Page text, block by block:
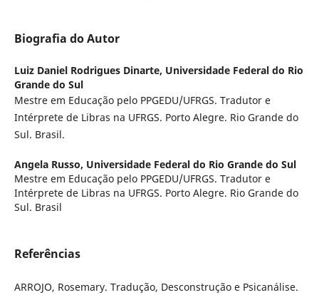
Biografia do Autor
Luiz Daniel Rodrigues Dinarte, Universidade Federal do Rio
Grande do Sul
Mestre em Educação pelo PPGEDU/UFRGS. Tradutor e
Intérprete de Libras na UFRGS. Porto Alegre. Rio Grande do
Sul. Brasil.
Angela Russo, Universidade Federal do Rio Grande do Sul
Mestre em Educação pelo PPGEDU/UFRGS. Tradutor e
Intérprete de Libras na UFRGS. Porto Alegre. Rio Grande do
Sul. Brasil
Referências
ARROJO, Rosemary. Tradução, Desconstrução e Psicanálise.